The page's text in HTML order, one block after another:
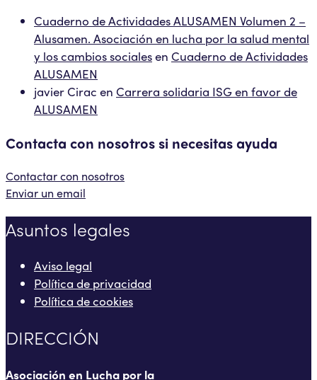
Cuaderno de Actividades ALUSAMEN Volumen 2 –
Alusamen. Asociación en lucha por la salud mental
y los cambios socialesen Cuaderno de Actividades
ALUSAMEN
javier Cirac en Carrera solidaria ISG en favor de
ALUSAMEN
Contacta con nosotros si necesitas ayuda
Contactar con nosotros
Enviar un email
Asuntos legales
Aviso legal
Política de privacidad
Política de cookies
DIRECCIÓN
Asociación en Lucha por la